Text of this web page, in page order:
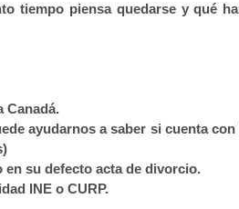
tiempo piensa quedarse y qué
Canadá.
ayudarnos a saber si cuenta
en su defecto acta de divorcio.
INE o CURP.